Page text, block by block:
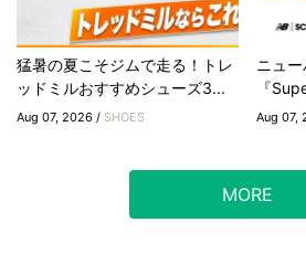
猛暑の夏こそジムで走る！トレ
ッドミルおすすめシューズ3...
Aug 07, 2026 / SHOES
ニュ
『
Aug 07,
MORE